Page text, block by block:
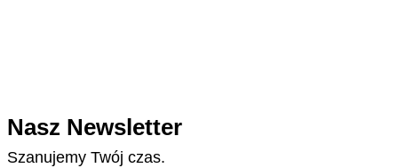
Nasz Newsletter
Szanujemy Twój czas.